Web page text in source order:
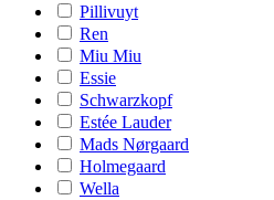
Pillivuyt
Ren
Miu Miu
Essie
Schwarzkopf
Estée Lauder
Mads Nørgaard
Holmegaard
Wella